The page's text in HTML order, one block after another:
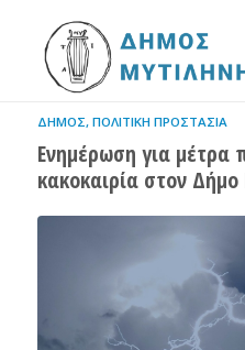
ΔΉΜΟΣ, ΠΟΛΙΤΙΚΉ ΠΡΟΣΤΑΣΊΑ
Ενημέρωση για μέτρα
κακοκαιρία στον